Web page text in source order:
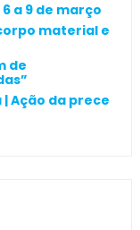
a 9 de março
material e
de
| Ação da prece